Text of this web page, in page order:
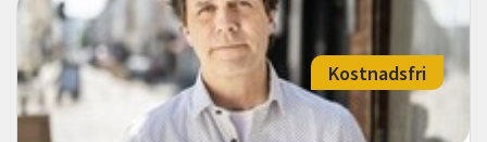
Kostnadsfri